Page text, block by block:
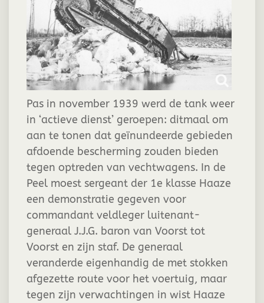
Pas in november 1939 werd de tank weer
in ‘actieve dienst’ geroepen: ditmaal om
aan te tonen dat geïnundeerde gebieden
afdoende bescherming zouden bieden
tegen optreden van vechtwagens. In de
Peel moest sergeant der 1e klasse Haaze
een demonstratie gegeven voor
commandant veldleger luitenant-
generaal J.J.G. baron van Voorst tot
Voorst en zijn staf. De generaal
veranderde eigenhandig de met stokken
afgezette route voor het voertuig, maar
tegen zijn verwachtingen in wist Haaze